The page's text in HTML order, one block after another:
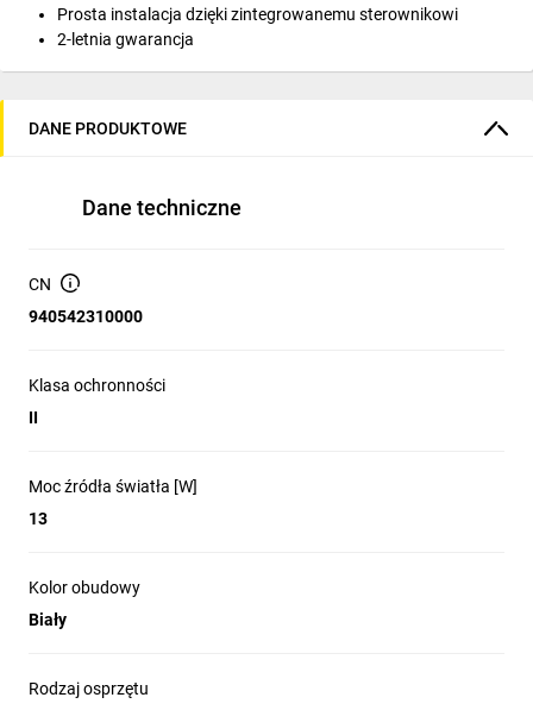
Prosta instalacja dzięki zintegrowanemu sterownikowi
2-letnia gwarancja
DANE PRODUKTOWE
Dane techniczne
CN
940542310000
Klasa ochronności
II
Moc źródła światła [W]
13
Kolor obudowy
Biały
Rodzaj osprzętu